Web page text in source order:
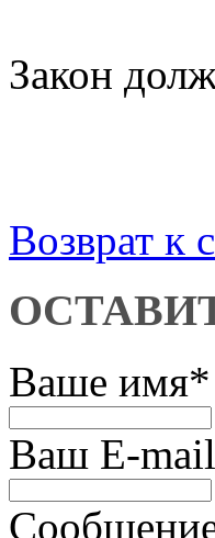
Закон
Возврат к
Ваше имя*
Ваш E-mail